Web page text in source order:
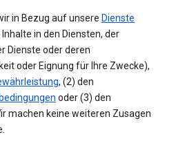
in Bezug auf unsere Dienste
in den Diensten, der
Dienste oder deren
oder Eignung für Ihre Zwecke),
, (2) den
oder (3) den
machen keine weiteren Zusagen